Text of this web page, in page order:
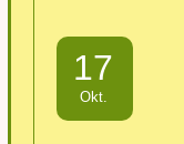
17
Okt.